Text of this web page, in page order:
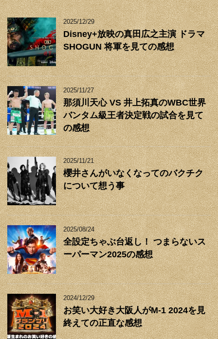
2025/12/29
Disney+放映の真田広之主演 ドラマ
SHOGUN 将軍を見ての感想
2025/11/27
那須川天心 VS 井上拓真のWBC世界
バンタム級王者決定戦の試合を見て
の感想
2025/11/21
櫻井さんがいなくなってのバクチク
について想う事
2025/08/24
全設定ちゃぶ台返し！ つまらないス
ーパーマン2025の感想
2024/12/29
お笑い大好き大阪人がM-1 2024を見
終えての正直な感想